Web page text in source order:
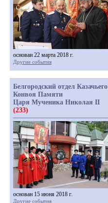
основан 22 марта 2018 г.
Другие события
Белгородский отдел Казачьего
Конвоя Памяти
Царя Мученика Николая II
(233)
основан 15 июня 2018 г.
Другие события